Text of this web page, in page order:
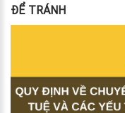
ĐỂ TRÁNH